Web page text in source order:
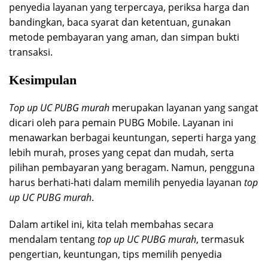
penyedia layanan yang terpercaya, periksa harga dan
bandingkan, baca syarat dan ketentuan, gunakan
metode pembayaran yang aman, dan simpan bukti
transaksi.
Kesimpulan
Top up UC PUBG murah merupakan layanan yang sangat
dicari oleh para pemain PUBG Mobile. Layanan ini
menawarkan berbagai keuntungan, seperti harga yang
lebih murah, proses yang cepat dan mudah, serta
pilihan pembayaran yang beragam. Namun, pengguna
harus berhati-hati dalam memilih penyedia layanan top
up UC PUBG murah.
Dalam artikel ini, kita telah membahas secara
mendalam tentangtop up UC PUBG murah, termasuk
pengertian, keuntungan, tips memilih penyedia